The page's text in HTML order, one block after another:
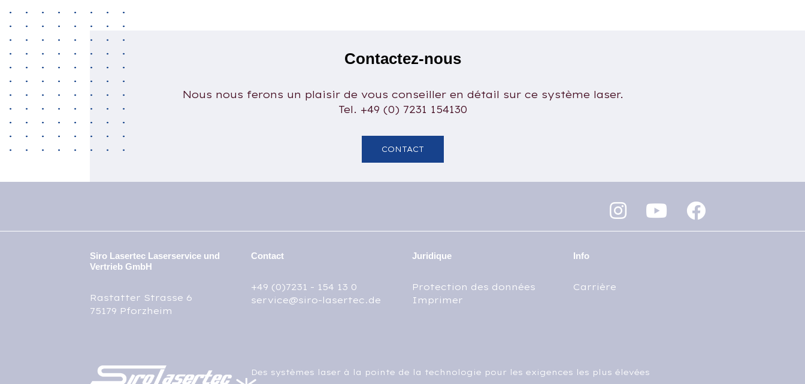
Contactez-nous
Nous nous ferons un plaisir de vous conseiller en détail sur ce système laser.
Tel. +49 (0) 7231 154130
CONTACT
Siro Lasertec Laserservice und
Vertrieb GmbH
Rastatter Strasse 6
75179 Pforzheim
Contact
+49 (0)7231 - 154 13 0
service@siro-lasertec.de
Juridique
Protection des données
Imprimer
Info
Carrière
Des systèmes laser à la pointe de la technologie pour les exigences les plus élevées